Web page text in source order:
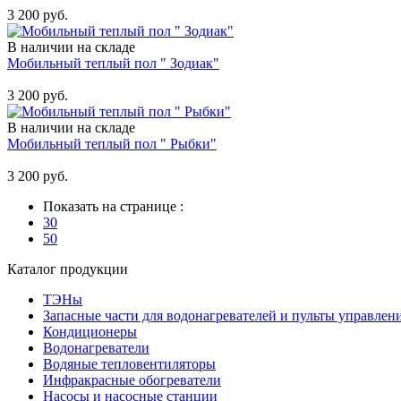
3 200 руб.
В наличии на складе
Мобильный теплый пол " Зодиак"
3 200 руб.
В наличии на складе
Мобильный теплый пол " Рыбки"
3 200 руб.
Показать на странице :
30
50
Каталог продукции
ТЭНы
Запасные части для водонагревателей и пульты
Кондиционеры
Водонагреватели
Водяные тепловентиляторы
Инфракрасные обогреватели
Насосы и насосные станции